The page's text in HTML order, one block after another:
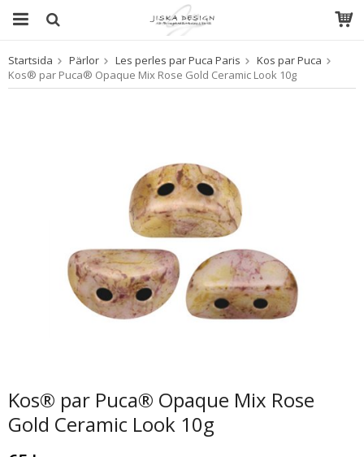
Produkten har blivit tillagd i varukorgen
Startsida Pärlor Les perles par Puca Paris
Kos par Puca
Kos® par Puca® Opaque Mix Rose Gold Ceramic Look 10g
Kos® par Puca® Opaque Mix Rose
Gold Ceramic Look 10g